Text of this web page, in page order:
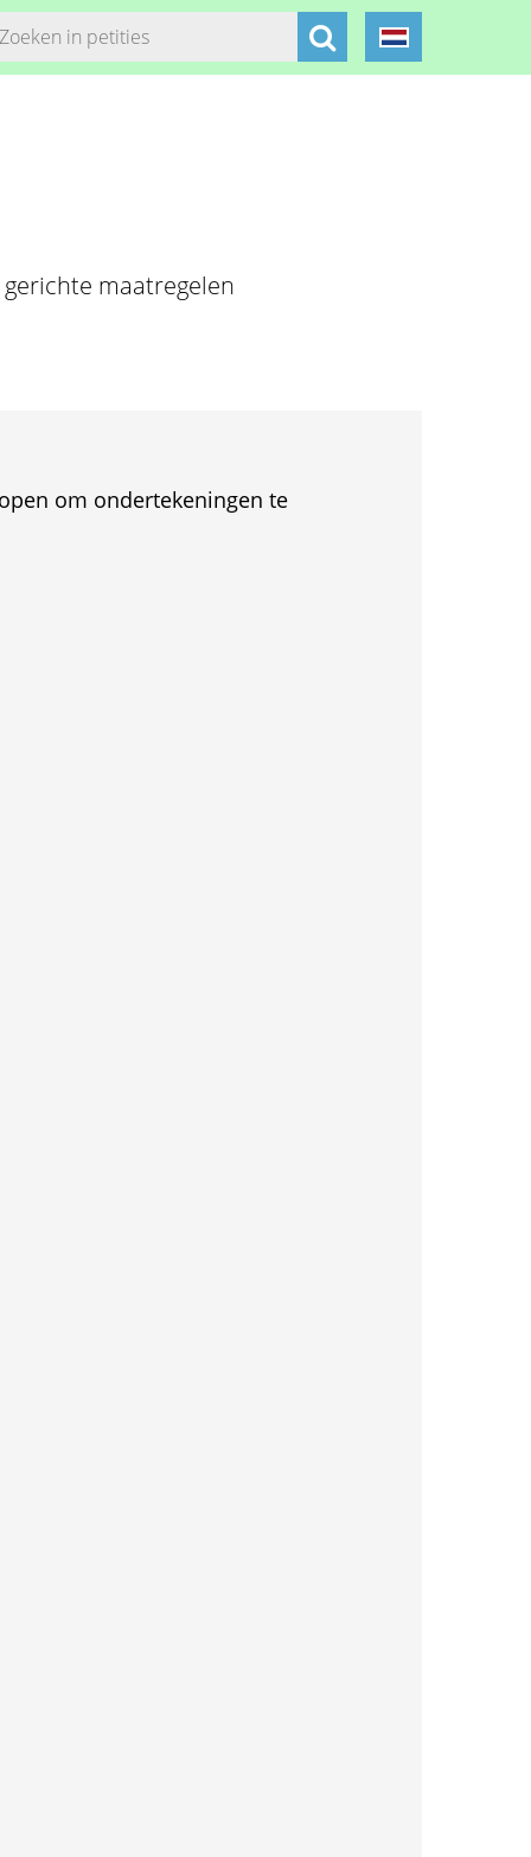
maatregelen
om ondertekeningen te